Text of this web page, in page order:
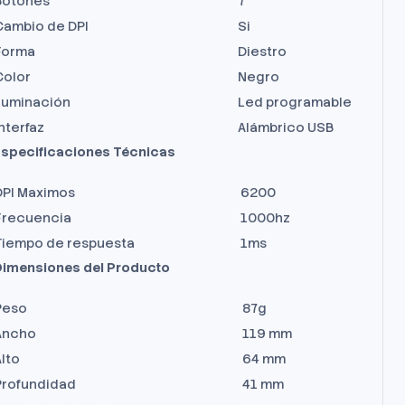
de DPI
Si
Diestro
Negro
Led programable
Alámbrico USB
Técnicas
Maximos
6200
1000hz
de respuesta
1ms
del Producto
87g
119 mm
64 mm
41 mm